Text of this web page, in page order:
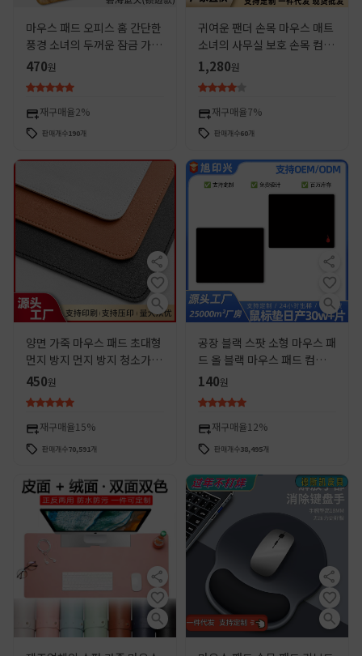
마우스 패드 오피스 홈 간단한
풍경 소녀의 두꺼운 잠금 가장
자리 미끄럼 방지 손목 패드 컴
매트
470원
재구매율2%
판매개수190개
귀여운 팬더 손목 마우스 매트
소녀의 사무실 보호 손목 컴퓨
터 키보드 매트 고무 메모리 폼
핸드 랙
1,280원
재구매율7%
판매개수60개
양면 가죽 마우스 패드 초대형
먼지 방지 먼지 방지 청소가 쉬
운 노트북 사무실 게임 책상 패
450원
재구매율 15%
판매개수70,591개
공장 블랙 스팟 소형 마우스 패
드 올 블랙 마우스 패드 컴퓨터
패드 데스크탑 패드 소형 마우
140원
재구매율 12%
판매개수38,495개